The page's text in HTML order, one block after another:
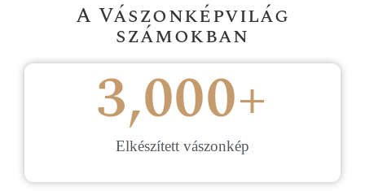
A Vászonképvilág
számokban
Elkészített vászonkép
3,000+